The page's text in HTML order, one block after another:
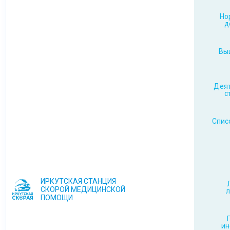
ИРКУТСКАЯ СТАНЦИЯ
СКОРОЙ МЕДИЦИНСКОЙ
ПОМОЩИ